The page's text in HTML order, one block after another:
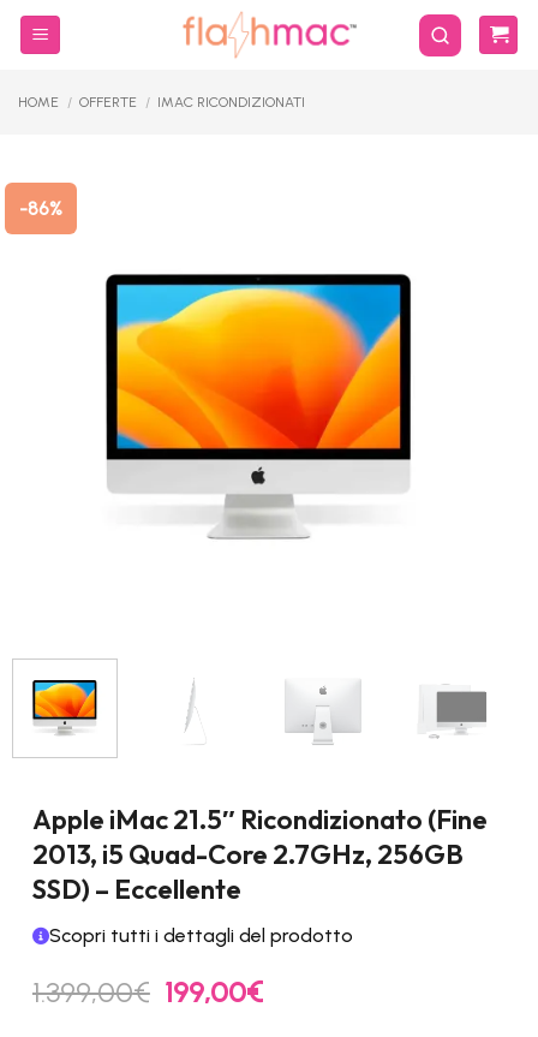
Salta
HOME / OFFERTE / IMAC RICONDIZIONATI
-86%
Apple iMac 21.5″ Ricondizionato (Fine
2013, i5 Quad-Core 2.7GHz, 256GB
SSD) – Eccellente
Scopri tutti i dettagli del prodotto
1.399,00€ Il
prezzo
199,00€Il